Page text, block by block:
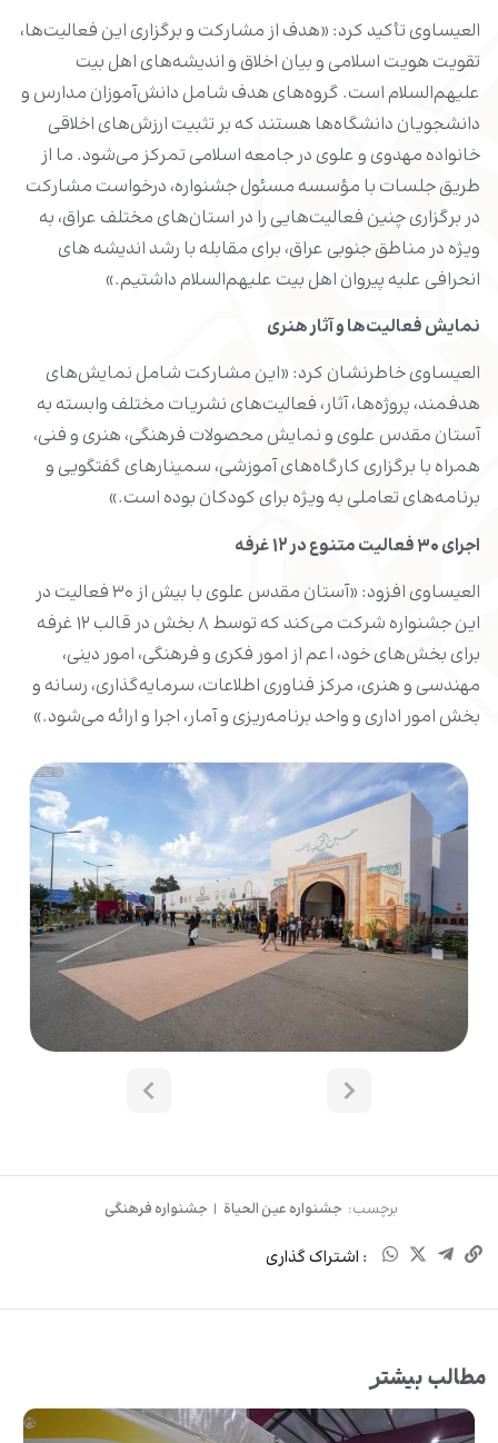
العیساوی تأکید کرد: «هدف از مشارکت و برگزاری این فعالیت‌ها،
تقویت هویت اسلامی و بیان اخلاق و اندیشه‌های اهل بیت
علیهم‌السلام است. گروه‌های هدف شامل دانش‌آموزان مدارس و
دانشجویان دانشگاه‌ها هستند که بر تثبیت ارزش‌های اخلاقی
خانواده مهدوی و علوی در جامعه اسلامی تمرکز می‌شود. ما از
طریق جلسات با مؤسسه مسئول جشنواره، درخواست مشارکت
در برگزاری چنین فعالیت‌هایی را در استان‌های مختلف عراق، به
ویژه در مناطق جنوبی عراق، برای مقابله با رشد اندیشه های
انحرافی علیه پیروان اهل بیت علیهم‌السلام داشتیم.»
نمایش فعالیت‌ها و آثار هنری
العیساوی خاطرنشان کرد: «این مشارکت شامل نمایش‌های
هدفمند، پروژه‌ها، آثار، فعالیت‌های نشریات مختلف وابسته به
آستان مقدس علوی و نمایش محصولات فرهنگی، هنری و فنی،
همراه با برگزاری کارگاه‌های آموزشی، سمینار‌های گفتگویی و
برنامه‌های تعاملی به ویژه برای کودکان بوده است.»
اجرای ۳۰ فعالیت متنوع در ۱۲ غرفه
العیساوی افزود: «آستان مقدس علوی با بیش از ۳۰ فعالیت در
این جشنواره شرکت می‌کند که توسط ۸ بخش در قالب ۱۲ غرفه
برای بخش‌های خود، اعم از امور فکری و فرهنگی، امور دینی،
مهندسی و هنری، مرکز فناوری اطلاعات، سرمایه‌گذاری، رسانه و
بخش امور اداری و واحد برنامه‌ریزی و آمار، اجرا و ارائه می‌شود.»
برچسب: جشنواره عین الحیاة | جشنواره فرهنگی
: اشتراک گذاری
مطالب بیشتر